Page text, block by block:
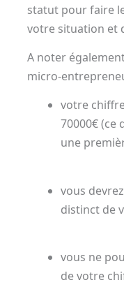
statut pour faire
votre situation et
A noter
micro-
votre
70000€ (ce
une
vous
distinct de
vous ne
de votre